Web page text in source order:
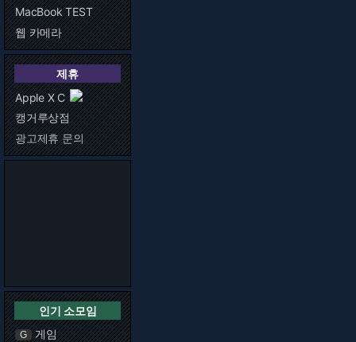
MacBook TEST
웹 카메라
제휴
Apple X C
캥거루상점
광고제휴 문의
인기 소모임
G 게임